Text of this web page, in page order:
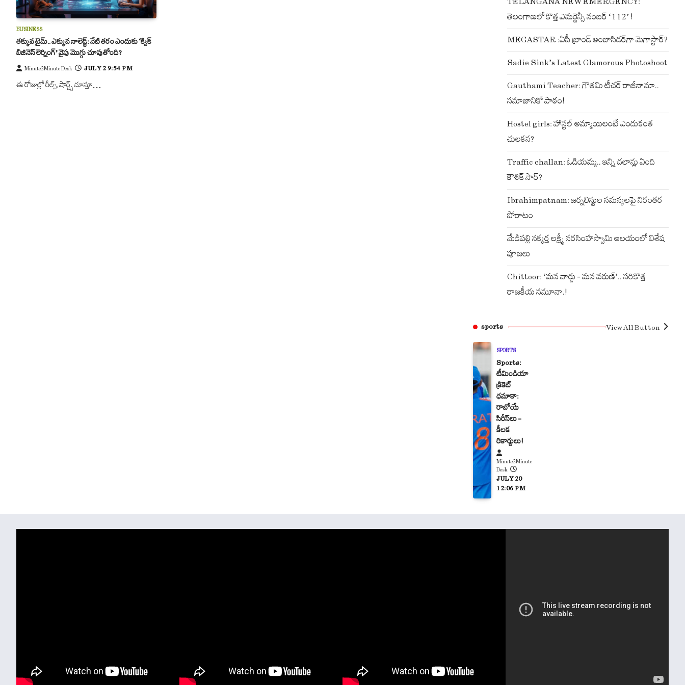
BUSINESS
తక్కువ టైమ్.. ఎక్కువ నాలెడ్జ్: నేటి తరం ఎందుకు ‘క్విక్
బిజినెస్ లెర్నింగ్’ వైపు మొగ్గు చూపుతోంది?
Minute2Minute Desk JULY 2 9:54 PM
ఈ రోజుల్లో రీల్స్, షార్ట్స్ చూస్తూ…
తెలంగాణలో కొత్త ఎమర్జెన్సీ నంబర్ ‘112’ !
MEGASTAR :ఏపీ బ్రాండ్ అంబాసిడర్‌గా మెగాస్టార్?
Sadie Sink’s Latest Glamorous Photoshoot
Gauthami Teacher: గౌతమి టీచర్ రాజీనామా..
సమాజానికో పాఠం!
Hostel girls: హాస్టల్ అమ్మాయిలంటే ఎందుకంత
చులకన?
Traffic challan: ఓడియమ్మ.. ఇన్ని చలాన్లు ఏంది
కౌశిక్ సార్?
Ibrahimpatnam: జర్నలిస్టుల సమస్యలపై నిరంతర
పోరాటం
మేడిపల్లి నక్కర్త లక్ష్మీ నరసింహస్వామి ఆలయంలో విశేష
పూజలు
Chittoor: ‘మన వార్డు – మన వరుణ్’.. సరికొత్త
రాజకీయ నమూనా.!
sports View All Button
SPORTS
Sports:
టీమిండియా
క్రికెట్
ధమాకా:
రాబోయే
సిరీస్‌లు –
కీలక
రికార్డులు!
Minute2Minute
Desk
JULY 20
12:06 PM